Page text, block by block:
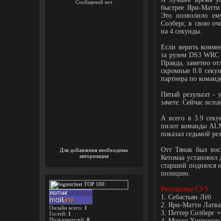
Для добавления необходима
авторизация
Онлайн всего: 1
Гостей: 1
Пользователей: 0
быстрее Яри-
Это позволило
Солберг, в свою
на 4 секунды.
Если верить
за рулем DS3
Правда, заметно
скромные 0.8
партнера по
Пятый результат
зачете. Сейчас
А всего в 3.9
пилот команды
показал седьмой
Отт Тянак был
Кетомаа установил
старший поднялся
позицию.
Результаты СУ3
1. Себастьян Лёб
2. Яри-Матти
3. Петтер Солберг